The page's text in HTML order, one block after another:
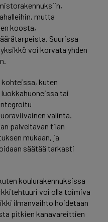
mutta
koosta,
Suurissa
voi korvata yhden
kuten
tai
valinta.
palveltavan tilan
mukaan, ja
säätää tarkasti
koulurakennuksissa
voi olla toimiva
ilmanvaihto hoidetaan
pitkien kanavareittien